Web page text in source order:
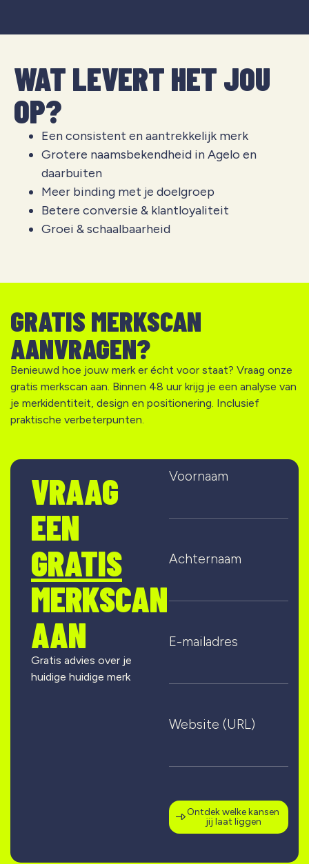
WAT LEVERT HET JOU
OP?
Een consistent en aantrekkelijk merk
Grotere naamsbekendheid in Agelo en
daarbuiten
Meer binding met je doelgroep
Betere conversie & klantloyaliteit
Groei & schaalbaarheid
GRATIS MERKSCAN
AANVRAGEN?
Benieuwd hoe jouw merk er écht voor staat? Vraag onze
gratis merkscan aan. Binnen 48 uur krijg je een analyse van
je merkidentiteit, design en positionering. Inclusief
praktische verbeterpunten.
VRAAG
EEN
GRATIS
MERKSCAN
AAN
Gratis advies over je
huidige huidige merk
Voornaam
Achternaam
E-mailadres
Website (URL)
Ontdek welke kansen
jij laat liggen